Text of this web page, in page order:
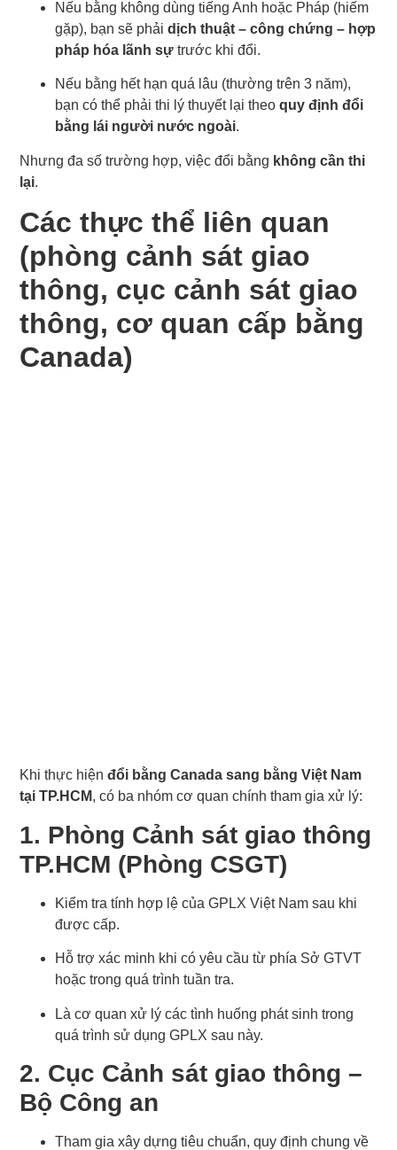
Nếu bằng không dùng tiếng Anh hoặc Pháp (hiếm
gặp), bạn sẽ phải dịch thuật – công chứng – hợp
pháp hóa lãnh sự trước khi đổi.
Nếu bằng hết hạn quá lâu (thường trên 3 năm),
bạn có thể phải thi lý thuyết lại theo quy định đổi
bằng lái người nước ngoài.
Nhưng đa số trường hợp, việc đổi bằng không cần thi
lại.
Các thực thể liên quan
(phòng cảnh sát giao
thông, cục cảnh sát giao
thông, cơ quan cấp bằng
Canada)
Khi thực hiện đổi bằng Canada sang bằng Việt Nam
tại TP.HCM, có ba nhóm cơ quan chính tham gia xử lý:
1. Phòng Cảnh sát giao thông
TP.HCM (Phòng CSGT)
Kiểm tra tính hợp lệ của GPLX Việt Nam sau khi
được cấp.
Hỗ trợ xác minh khi có yêu cầu từ phía Sở GTVT
hoặc trong quá trình tuần tra.
Là cơ quan xử lý các tình huống phát sinh trong
quá trình sử dụng GPLX sau này.
2. Cục Cảnh sát giao thông –
Bộ Công an
Tham gia xây dựng tiêu chuẩn, quy định chung về